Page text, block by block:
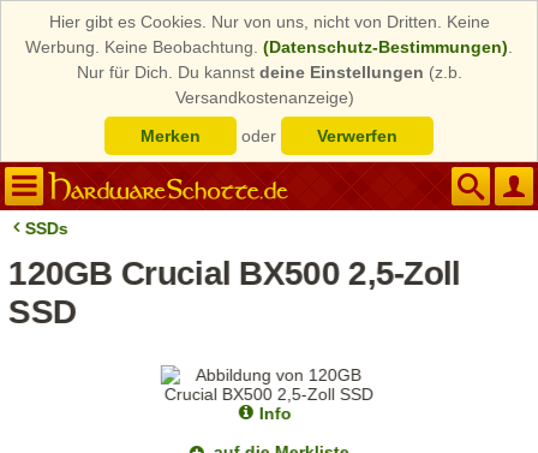
Hier gibt es Cookies. Nur von uns, nicht von Dritten. Keine
Werbung. Keine Beobachtung. (Datenschutz-Bestimmungen)
Nur für Dich. Du kannst deine Einstellungen (z.b.
Versandkostenanzeige)
Merken
oder Verwerfen
SSDs
120GB Crucial BX500 2,5-Zoll
SSD
Info